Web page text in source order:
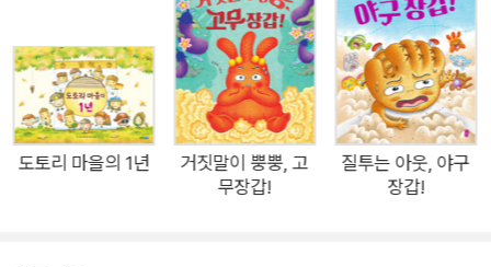
흐뭇한 웃음을 지어 보인다. 순조롭게 끝날 것 같던 생일잔치에
이웃 떡 나라의 백설기 공주가 나타나면서 문제가 생긴다. 아리따
운 백설기 공주의 등장에 모두가 환호하자, 케이크 여왕의 심사가
틀어진 것이다. 케이크 여왕은 급기야 백설기 공주를 없애 버리려
는 무시무시한 계획을 세우는데… 백설기 공주는 과연 무사할 수
있을까? 사랑스럽고 통통 튀는 캐릭터로 재해석한 현대판 〈백설
도토리 마을의 1년
거짓말이 뿡뿡, 고
무장갑!
질투는 아웃, 야구
장갑!